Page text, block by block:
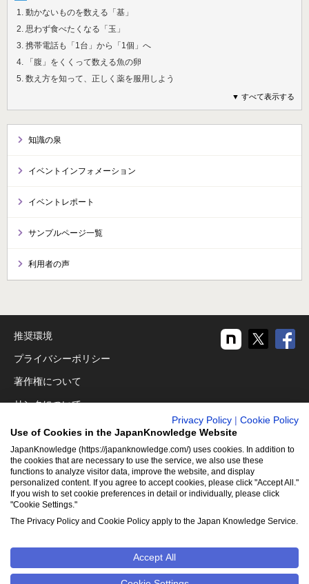
1. 動かないものを数える「基」
2. 思わず食べたくなる「玉」
3. 携帯電話も「1台」から「1個」へ
4. 「腹」をくくって数える魚の卵
5. 数え方を知って、正しく薬を服用しよう
▼ すべて表示する
知識の泉
イベントインフォメーション
イベントレポート
サンプルページ一覧
利用者の声
推奨環境
プライバシーポリシー
著作権について
リンクについて
免責事項
運営会社
アクセシビリティ対応
クッキーポリシー
Cookie設定
NetAdvance Inc. All rights reserved.
写真・イラスト等のすべてのコンテンツの無断複写・転載を禁じ
Privacy Policy
Cookie Policy
Use of Cookies in the JapanKnowledge Website
JapanKnowledge (https://japanknowledge.com/) uses cookies. In addition to
the cookies that are necessary to use the service, we also use these
functions to analyze visitor data, improve the website, and display
personalized content. If you agree to accept cookies, please click "Accept All."
If you wish to set cookie preferences in detail or individually, please click
"Cookie Settings."
The Privacy Policy and Cookie Policy apply to the Japan Knowledge Service.
Accept All